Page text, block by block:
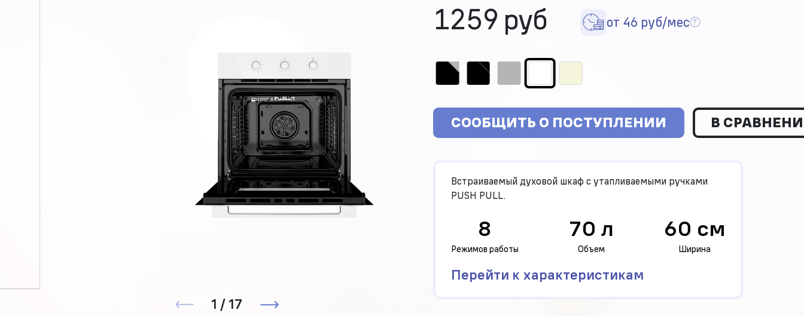
1 / 17
1259 руб от 46 руб/мес
СООБЩИТЬ О ПОСТУПЛЕНИИ В
Встраиваемый духовой шкаф с утапливаемыми ручками
PUSH PULL.
8
Режимов работы
70 л
Объем
60 см
Ширина
Перейти к характеристикам